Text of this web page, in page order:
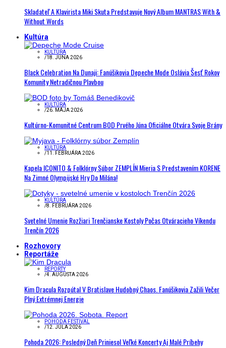
Skladateľ A Klavirista Miki Skuta Predstavuje Nový Album MANTRAS With &
Without Words
Kultúra
KULTÚRA
/18. JÚNA 2026
Black Celebration Na Dunaji: Fanúšikovia Depeche Mode Oslávia Šesť Rokov
Komunity Netradičnou Plavbou
KULTÚRA
/26. MÁJA 2026
Kultúrno-Komunitné Centrum BOD Prvého Júna Oficiálne Otvára Svoje Brány
KULTÚRA
/11. FEBRUÁRA 2026
Kapela ICONITO & Folklórny Súbor ZEMPLÍN Mieria S Predstavením KORENE
Na Zimné Olympijské Hry Do Milána!
KULTÚRA
/8. FEBRUÁRA 2026
Svetelné Umenie Rozžiari Trenčianske Kostoly Počas Otváracieho Víkendu
Trenčín 2026
Rozhovory
Reportáže
REPORTY
/4. AUGUSTA 2026
Kim Dracula Rozpútal V Bratislave Hudobný Chaos. Fanúšikovia Zažili Večer
Plný Extrémnej Energie
POHODA FESTIVAL
/12. JÚLA 2026
Pohoda 2026: Posledný Deň Priniesol Veľké Koncerty Aj Malé Príbehy